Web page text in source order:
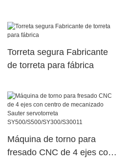
Torreta segura Fabricante
de torreta para fábrica
Máquina de torno para
fresado CNC de 4 ejes con